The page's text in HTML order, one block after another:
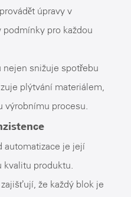
úpravy v
podmínky pro každou
nejen snižuje spotřebu
plýtvání materiálem,
výrobnímu procesu.
automatizace je její
kvalitu produktu.
že každý blok je